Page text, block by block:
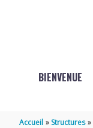
BIENVENUE
Accueil Structures